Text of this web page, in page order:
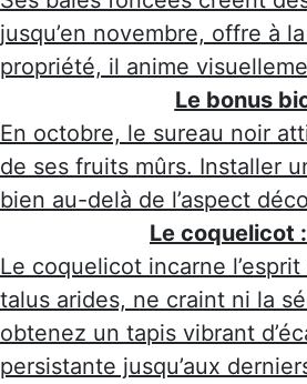
jusqu’en novembre, offre à
propriété, il anime
Le bonus
En octobre, le sureau noir
de ses fruits mûrs. Installer
bien au-delà de l’aspect
Le coquelicot
Le coquelicot incarne
talus arides, ne craint ni la
obtenez un tapis vibrant
persistante jusqu’aux